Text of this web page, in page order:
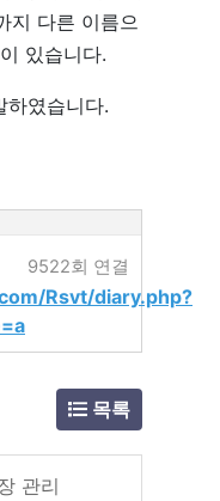
지 다른 이름으
있습니다.
하였습니다.
Rsvt/diary.php?
9522회 연결
목록
관리